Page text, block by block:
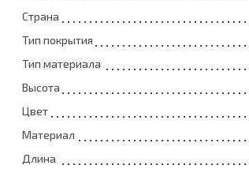
Страна
Тип покрытия
Тип материала
Высота
Цвет
Материал
Длина